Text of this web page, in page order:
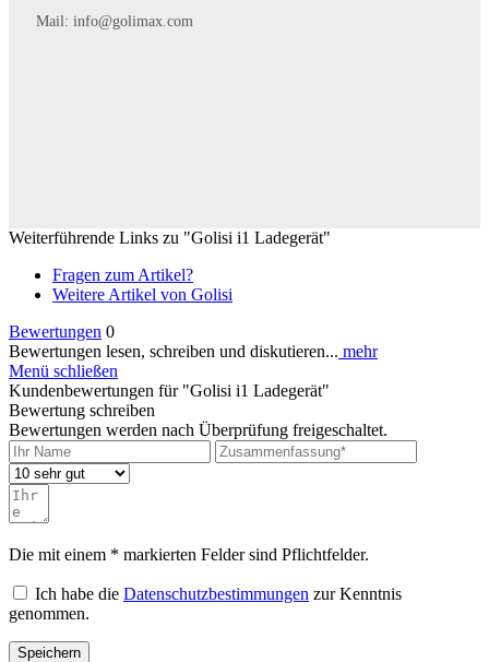
Mail: info@golimax.com
Weiterführende Links zu "Golisi i1 Ladegerät"
Fragen zum Artikel?
Weitere Artikel von Golisi
Bewertungen 0
Bewertungen lesen, schreiben und diskutieren... mehr
Menü schließen
Kundenbewertungen für "Golisi i1 Ladegerät"
Bewertung schreiben
Bewertungen werden nach Überprüfung freigeschaltet.
Die mit einem * markierten Felder sind Pflichtfelder.
Ich habe die Datenschutzbestimmungen zur Kenntnis
genommen.
Speichern